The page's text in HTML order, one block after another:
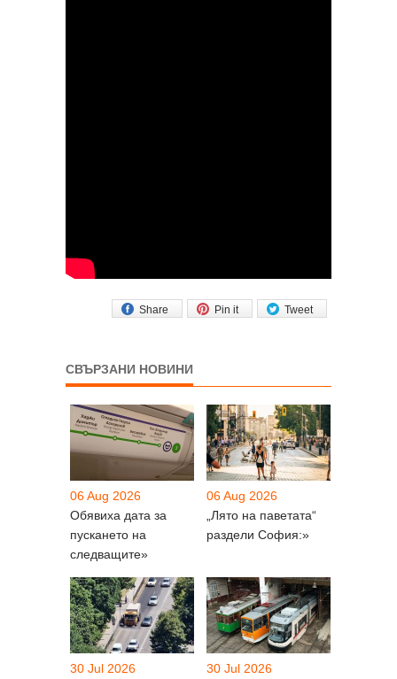
Tweet
Pin it
Share
СВЪРЗАНИ НОВИНИ
06 Aug 2026
Обявиха дата за
пускането на
следващите»
06 Aug 2026
„Лято на паветата“
раздели София:»
30 Jul 2026
30 Jul 2026